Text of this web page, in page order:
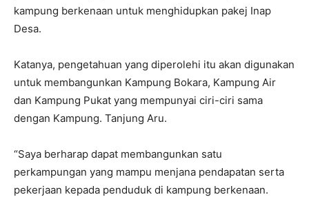
kampung berkenaan untuk menghidupkan pakej Inap
Desa.
Katanya, pengetahuan yang diperolehi itu akan digunakan
untuk membangunkan Kampung Bokara, Kampung Air
dan Kampung Pukat yang mempunyai ciri-ciri sama
dengan Kampung. Tanjung Aru.
“Saya berharap dapat membangunkan satu
perkampungan yang mampu menjana pendapatan serta
pekerjaan kepada penduduk di kampung berkenaan.